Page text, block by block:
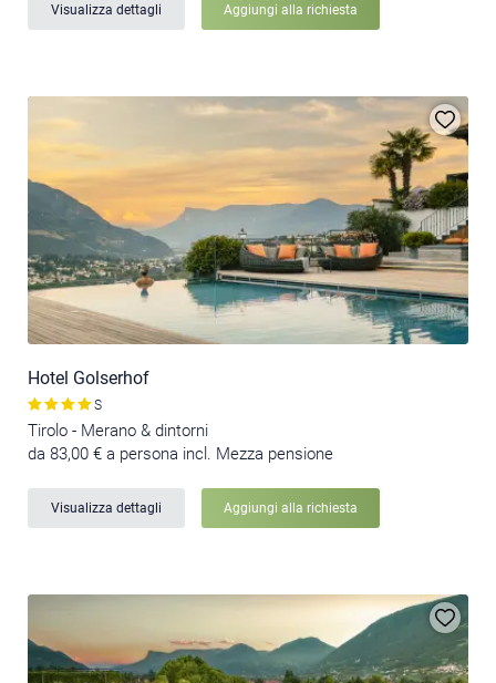
Visualizza dettagli Aggiungi alla richiesta
Hotel Golserhof
S
Tirolo - Merano & dintorni
da 83,00 € a persona incl. Mezza pensione
Visualizza dettagli Aggiungi alla richiesta